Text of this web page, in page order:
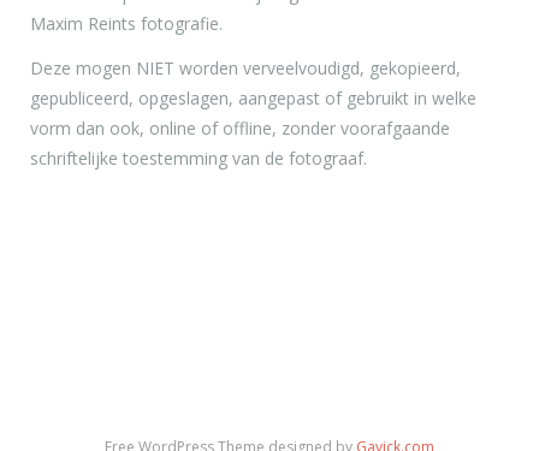
Maxim Reints fotografie.
Deze mogen NIET worden verveelvoudigd, gekopieerd,
gepubliceerd, opgeslagen, aangepast of gebruikt in welke
vorm dan ook, online of offline, zonder voorafgaande
schriftelijke toestemming van de fotograaf.